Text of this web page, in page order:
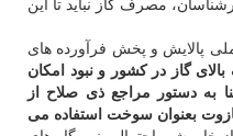
مصرف گاز نباید تا این
پالایش و پخش فرآورده های
گاز در کشور و نبود امکان
به دستور مراجع ذی صلاح از
بعنوان سوخت استفاده می